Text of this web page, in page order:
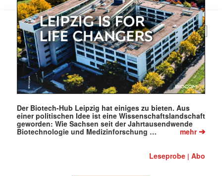
Der Biotech-Hub Leipzig hat einiges zu bieten. Aus
einer politischen Idee ist eine Wissenschaftslandschaft
geworden: Wie Sachsen seit der Jahrtausendwende
Biotechnologie und Medizinforschung …
mehr➔
Leseprobe |Abo